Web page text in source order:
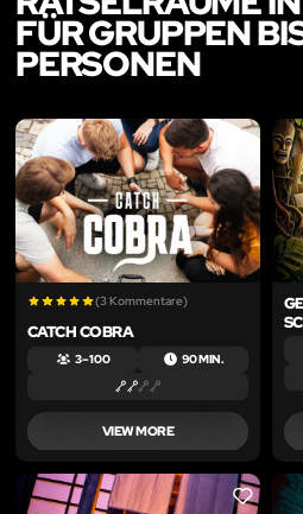
FÜR GRUPPEN
PERSONEN
(3 Kommentare)
CATCH COBRA
3 – 100 90 MIN.
VIEW MORE
LIKE